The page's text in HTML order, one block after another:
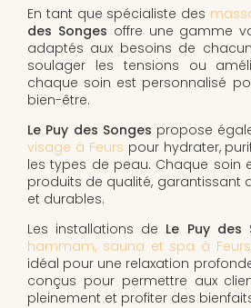
En tant que spécialiste des
des Songes offre une gamme
adaptés aux besoins de
soulager les tensions ou
chaque soin est personnalisé
bien-être.
Le Puy des Songes propose
visage à Feurs pour hydrater,
les types de peau. Chaque soin
produits de qualité, garantissant
et durables.
Les installations de Le Puy des
hammam, sauna et spa à Feurs
idéal pour une relaxation
conçus pour permettre aux
pleinement et profiter des